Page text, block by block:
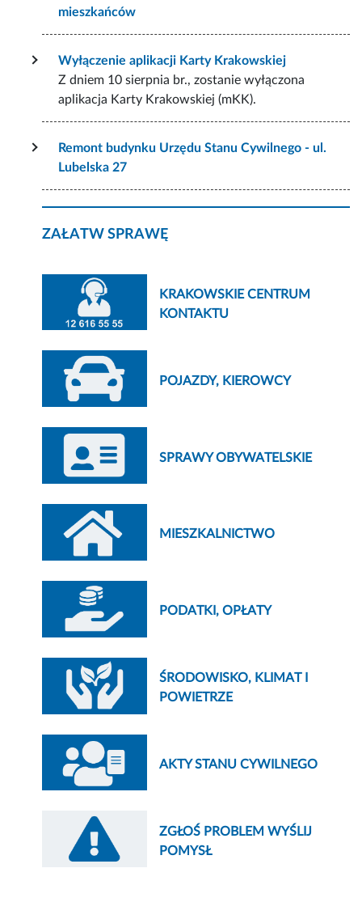
mieszkańców
Wyłączenie aplikacji Karty Krakowskiej
Z dniem 10 sierpnia br., zostanie wyłączona
aplikacja Karty Krakowskiej (mKK).
Remont budynku Urzędu Stanu Cywilnego - ul.
Lubelska 27
ZAŁATW SPRAWĘ
KRAKOWSKIE CENTRUM
KONTAKTU
POJAZDY, KIEROWCY
SPRAWY OBYWATELSKIE
AKTY STANU CYWILNEGO
MIESZKALNICTWO
PODATKI, OPŁATY
ŚRODOWISKO, KLIMAT I
POWIETRZE
ZGŁOŚ PROBLEM WYŚLIJ
POMYSŁ